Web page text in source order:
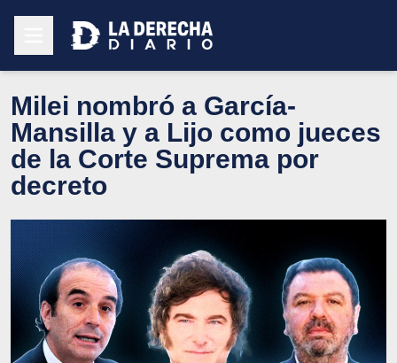
Milei nombró a García-
Mansilla y a Lijo como jueces
de la Corte Suprema por
decreto